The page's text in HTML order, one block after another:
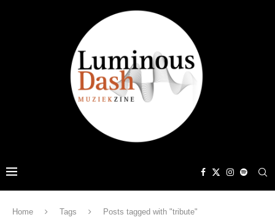
Home Tags Posts tagged with "tribute"